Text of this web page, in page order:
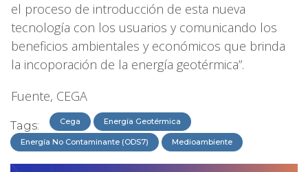
el proceso de introducción de esta nueva
tecnología con los usuarios y comunicando los
beneficios ambientales y económicos que brinda
la incoporación de la energía geotérmica”.
Fuente, CEGA
Tags: Cega Energía Geotérmica
Energía No Contaminante (ODS7) Medioambiente